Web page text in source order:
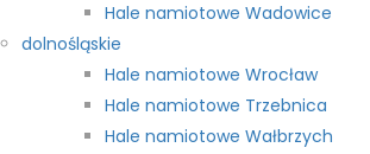
Hale namiotowe Wadowice
dolnośląskie
Hale namiotowe Wrocław
Hale namiotowe Trzebnica
Hale namiotowe Wałbrzych